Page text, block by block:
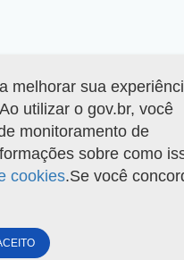
melhorar sua
utilizar o gov.br, você
monitoramento de
sobre como
cookies.Se você